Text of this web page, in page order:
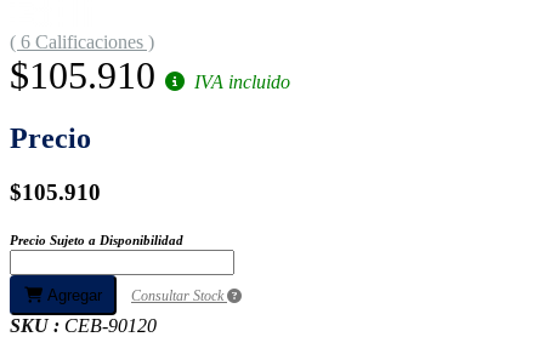
( 6 Calificaciones )
$105.910 IVA incluido
Precio
$105.910
Precio Sujeto a Disponibilidad
Agregar Consultar Stock
SKU : CEB-90120